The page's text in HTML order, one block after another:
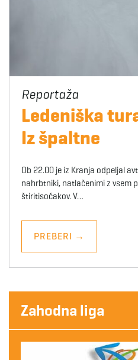
Ledeniška
Iz špaltne
Ob 22.00 je iz Kranja odpeljal
nahrbtniki, natlačenimi z vsem
štiritisočakov. V…
PREBERI →
Zahodna liga